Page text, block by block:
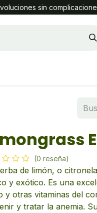
sin
(0 reseña)
de limón, o
y exótico. Es una
y otras vitaminas del
y tratar la anemia.